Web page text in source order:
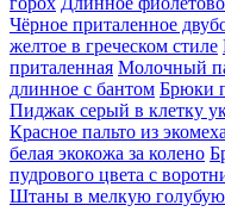
Чёрное приталенное
желтое в греческом стиле
приталенная Молочный
длинное с бантом Брюки
Пиджак серый в клетку
Красное пальто из экомеха
белая экокожа за колено
пудрового цвета с
Штаны в мелкую голубую